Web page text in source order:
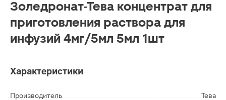
Золедронат-Тева концентрат для
приготовления раствора для
инфузий 4мг/5мл 5мл 1шт
Характеристики
Производитель
Тева